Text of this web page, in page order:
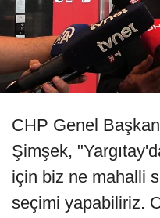
CHP Genel Başkan
Şimşek,
için biz ne mahalli
seçimi yapabiliriz.